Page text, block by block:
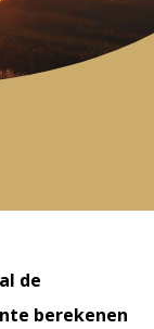
de
berekenen